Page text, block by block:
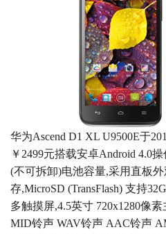
华为Ascend D1 XL U9500E于
￥2499元搭载安卓Android 4.0
(不可拆卸)电池容量,采用直板
存,MicroSD (TransFlash) 支持
多触摸屏,4.5英寸 720x1280像
MID铃声 WAV铃声 AAC铃声